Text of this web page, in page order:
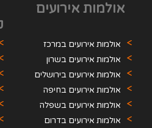
אולמות אירועים
אולמות אירועים במרכז
אולמות אירועים בשרון
אולמות אירועים בירושלים
אולמות אירועים בחיפה
והקריות
אולמות אירועים בשפלה
אולמות אירועים בדרום